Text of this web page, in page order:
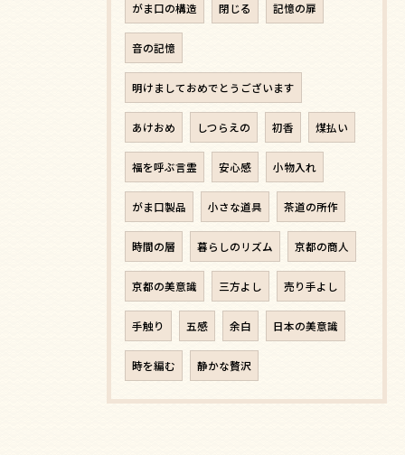
がま口の構造 閉じる 記憶の扉
音の記憶
明けましておめでとうございます
あけおめ しつらえの 初香 煤払い
福を呼ぶ言霊 安心感 小物入れ
がま口製品 小さな道具 茶道の所作
時間の層 暮らしのリズム 京都の商人
京都の美意識 三方よし 売り手よし
手触り 五感 余白 日本の美意識
時を編む 静かな贅沢